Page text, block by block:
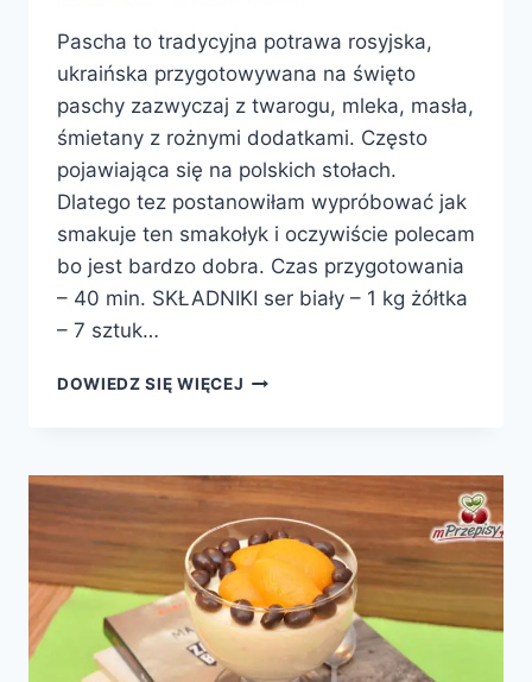
Pascha to tradycyjna potrawa rosyjska,
ukraińska przygotowywana na święto
paschy zazwyczaj z twarogu, mleka, masła,
śmietany z rożnymi dodatkami. Często
pojawiająca się na polskich stołach.
Dlatego tez postanowiłam wypróbować jak
smakuje ten smakołyk i oczywiście polecam
bo jest bardzo dobra. Czas przygotowania
– 40 min. SKŁADNIKI ser biały – 1 kg żółtka
– 7 sztuk…
DOWIEDZ SIĘ WIĘCEJ PASCHA